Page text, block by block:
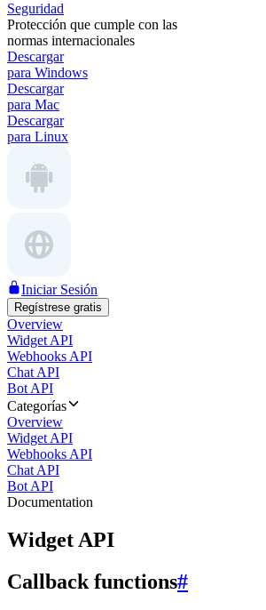
Seguridad
Protección que cumple con las
normas internacionales
Descargar
para Windows
Descargar
para Mac
Descargar
para Linux
Iniciar Sesión
Regístrese gratis
Overview
Widget API
Webhooks API
Chat API
Bot API
Categorías
Overview
Widget API
Webhooks API
Chat API
Bot API
Documentation
Widget API
Callback functions#